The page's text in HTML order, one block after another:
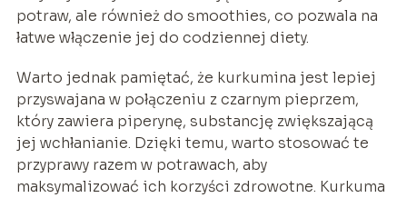
potraw, ale również do smoothies, co pozwala na
łatwe włączenie jej do codziennej diety.
Warto jednak pamiętać, że kurkumina jest lepiej
przyswajana w połączeniu z czarnym pieprzem,
który zawiera piperynę, substancję zwiększającą
jej wchłanianie. Dzięki temu, warto stosować te
przyprawy razem w potrawach, aby
maksymalizować ich korzyści zdrowotne. Kurkuma